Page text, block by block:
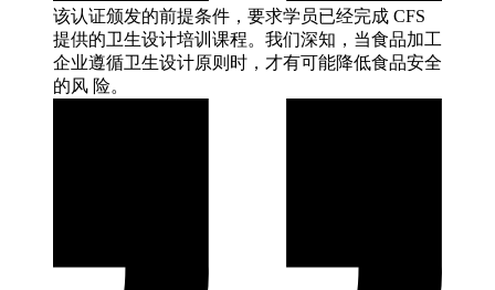
该认证颁发的前提条件，要求学员已经完成 CFS
提供的卫生设计培训课程。我们深知，当食品加工
企业遵循卫生设计原则时，才有可能降低食品安全
的风 险。